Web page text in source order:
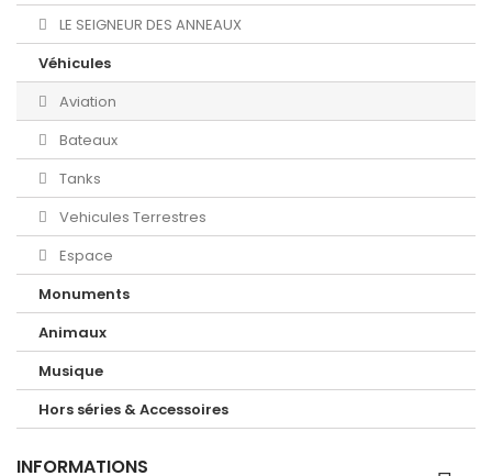
LE SEIGNEUR DES ANNEAUX
Véhicules
Aviation
Bateaux
Tanks
Vehicules Terrestres
Espace
Monuments
Animaux
Musique
Hors séries & Accessoires
INFORMATIONS